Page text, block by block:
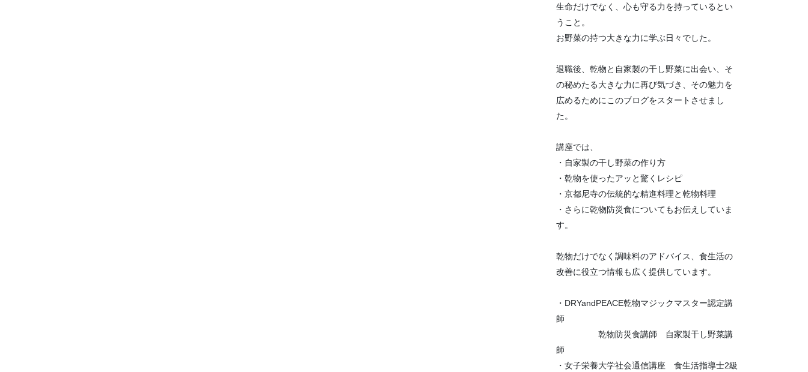
生命だけでなく、心も守る力を持っているとい
うこと。
お野菜の持つ大きな力に学ぶ日々でした。
退職後、乾物と自家製の干し野菜に出会い、そ
の秘めたる大きな力に再び気づき、その魅力を
広めるためにこのブログをスタートさせまし
た。
講座では、
・自家製の干し野菜の作り方
・乾物を使ったアッと驚くレシピ
・京都尼寺の伝統的な精進料理と乾物料理
・さらに乾物防災食についてもお伝えしていま
す。
乾物だけでなく調味料のアドバイス、食生活の
改善に役立つ情報も広く提供しています。
・DRYandPEACE乾物マジックマスター認定講
師
乾物防災食講師 自家製干し野菜講
師
・女子栄養大学社会通信講座 食生活指導士2級